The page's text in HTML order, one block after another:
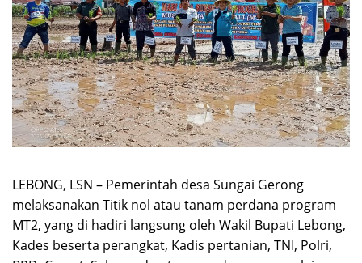
LEBONG, LSN – Pemerintah desa Sungai Gerong
melaksanakan Titik nol atau tanam perdana program
MT2, yang di hadiri langsung oleh Wakil Bupati Lebong,
Kades beserta perangkat, Kadis pertanian, TNI, Polri,